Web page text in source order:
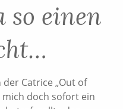
so einen
Catrice „Out of
mich doch sofort ein